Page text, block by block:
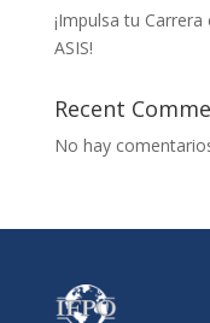
¡Impulsa tu
ASIS!
Recent
No hay